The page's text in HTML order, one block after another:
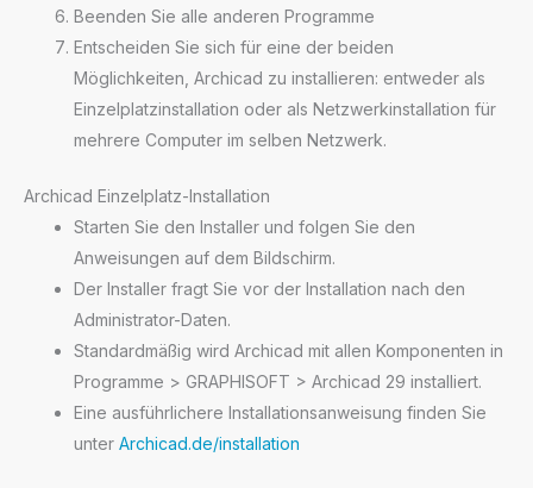
Beenden Sie alle anderen Programme
Entscheiden Sie sich für eine der beiden
Möglichkeiten, Archicad zu installieren: entweder als
Einzelplatzinstallation oder als Netzwerkinstallation für
mehrere Computer im selben Netzwerk.
Archicad Einzelplatz-Installation
Starten Sie den Installer und folgen Sie den
Anweisungen auf dem Bildschirm.
Der Installer fragt Sie vor der Installation nach den
Administrator-Daten.
Standardmäßig wird Archicad mit allen Komponenten in
Programme > GRAPHISOFT > Archicad 29 installiert.
Eine ausführlichere Installationsanweisung finden Sie
unter Archicad.de/installation